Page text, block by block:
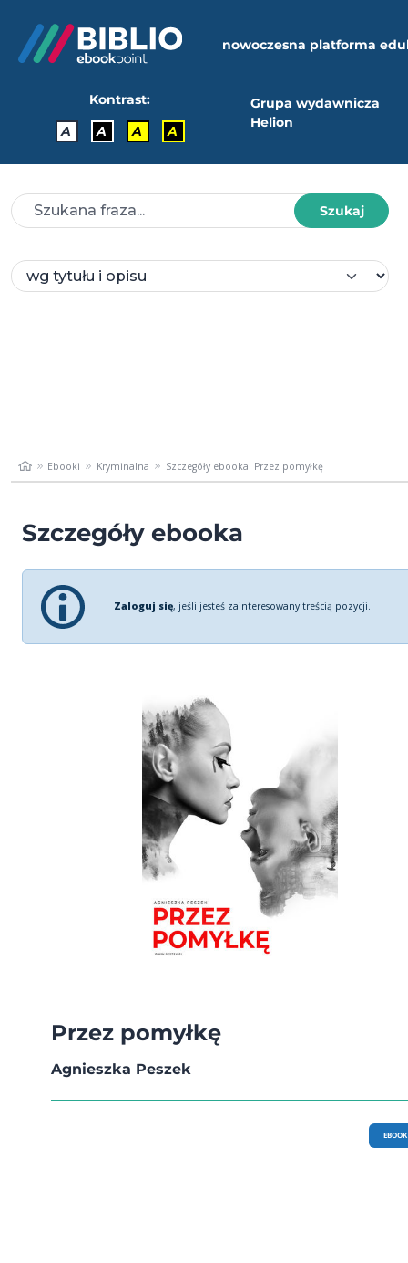
nowoczesna platforma
Kontrast:
A
A A A
Grupa wydawnicza
Helion
Szukaj
Ebooki Kryminalna Szczegóły ebooka: Przez pomyłkę
Szczegóły ebooka
Zaloguj się, jeśli jesteś zainteresowany treścią pozycji.
Przez pomyłkę
Agnieszka Peszek
EBOOK